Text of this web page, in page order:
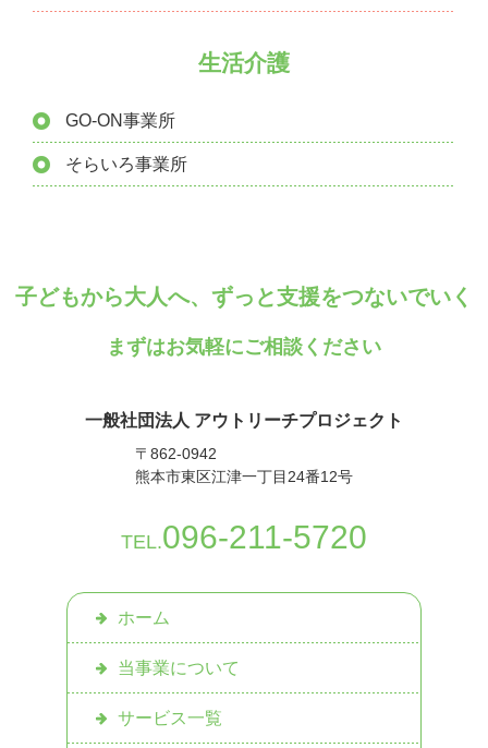
生活介護
GO-ON事業所
そらいろ事業所
子どもから大人へ、ずっと支援をつないでいく
まずはお気軽にご相談ください
一般社団法人 アウトリーチプロジェクト
〒862-0942
熊本市東区江津一丁目24番12号
TEL.096-211-5720
ホーム
当事業について
サービス一覧